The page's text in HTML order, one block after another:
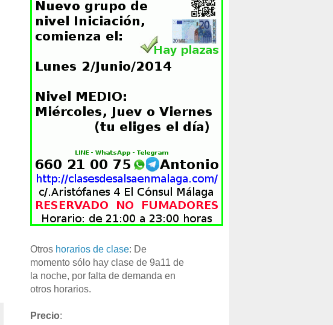
Otros horarios de clase: De
momento sólo hay clase de 9a11 de
la noche, por falta de demanda en
otros horarios.
Precio: